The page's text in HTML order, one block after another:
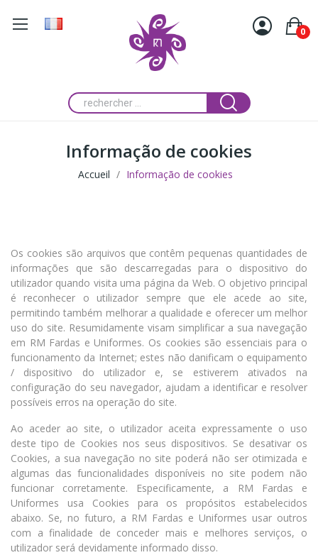
0
Informação de cookies
Accueil Informação de cookies
Os cookies são arquivos que contêm pequenas quantidades de
informações que são descarregadas para o dispositivo do
utilizador quando visita uma página da Web. O objetivo principal
é reconhecer o utilizador sempre que ele acede ao site,
permitindo também melhorar a qualidade e oferecer um melhor
uso do site. Resumidamente visam simplificar a sua navegação
em RM Fardas e Uniformes. Os cookies são essenciais para o
funcionamento da Internet; estes não danificam o equipamento
/ dispositivo do utilizador e, se estiverem ativados na
configuração do seu navegador, ajudam a identificar e resolver
possíveis erros na operação do site.
Ao aceder ao site, o utilizador aceita expressamente o uso
deste tipo de Cookies nos seus dispositivos. Se desativar os
Cookies, a sua navegação no site poderá não ser otimizada e
algumas das funcionalidades disponíveis no site podem não
funcionar corretamente. Especificamente, a RM Fardas e
Uniformes usa Cookies para os propósitos estabelecidos
abaixo. Se, no futuro, a RM Fardas e Uniformes usar outros
com a finalidade de conceder mais e melhores serviços, o
utilizador será devidamente informado disso.